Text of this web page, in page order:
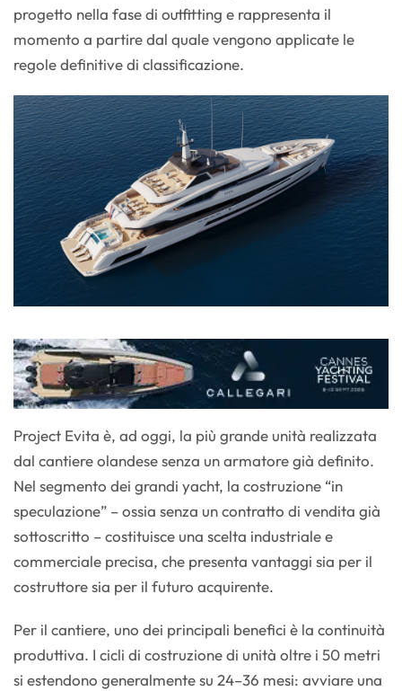
progetto nella fase di outfitting e rappresenta il
momento a partire dal quale vengono applicate le
regole definitive di classificazione.
Project Evita è, ad oggi, la più grande unità realizzata
dal cantiere olandese senza un armatore già definito.
Nel segmento dei grandi yacht, la costruzione “in
speculazione” – ossia senza un contratto di vendita già
sottoscritto – costituisce una scelta industriale e
commerciale precisa, che presenta vantaggi sia per il
costruttore sia per il futuro acquirente.
Per il cantiere, uno dei principali benefici è la continuità
produttiva. I cicli di costruzione di unità oltre i 50 metri
si estendono generalmente su 24–36 mesi: avviare una